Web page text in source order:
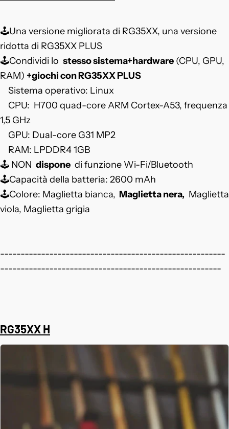
🕹️Una versione migliorata di RG35XX, una versione
ridotta di RG35XX PLUS
🕹️Condividi lo stesso sistema+hardware (CPU, GPU,
RAM) +giochi con RG35XX PLUS
Sistema operativo: Linux
CPU: H700 quad-core ARM Cortex-A53, frequenza
1,5 GHz
GPU: Dual-core G31 MP2
RAM: LPDDR4 1GB
🕹️ NON dispone di funzione Wi-Fi/Bluetooth
🕹️Capacità della batteria: 2600 mAh
🕹️Colore: Maglietta bianca, Maglietta nera, Maglietta
viola, Maglietta grigia
-------------------------------------------------------
------------------------------------------------------
RG35XX H